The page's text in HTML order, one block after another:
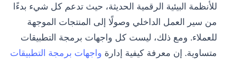
للأنظمة البيئية الرقمية الحديثة، حيث تدعم كل شيء بدءًا
من سير العمل الداخلي وصولًا إلى المنتجات الموجهة
للعملاء. ومع ذلك، ليست كل واجهات برمجة التطبيقات
متساوية. إن معرفة كيفية إدارة واجهات برمجة التطبيقات